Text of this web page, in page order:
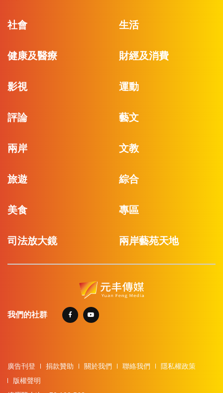
社會 生活
健康及醫療 財經及消費
影視 運動
評論 藝文
兩岸 文教
旅遊 綜合
美食 專區
司法放大鏡 兩岸藝苑天地
我們的社群
廣告刊登 捐款贊助 關於我們 聯絡我們
隱私權政策
版權聲明